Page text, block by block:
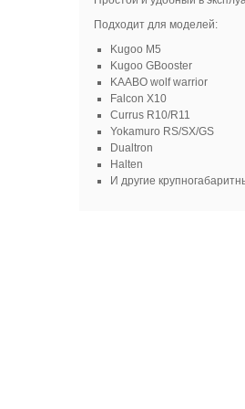
Подходит для моделей:
Kugoo M5
Kugoo GBooster
KAABO wolf warrior
Falcon X10
Currus R10/R11
Yokamuro RS/SX/GS
Dualtron
Halten
И другие